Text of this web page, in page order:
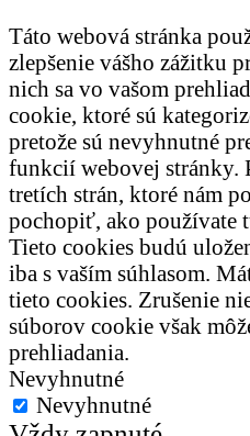
Táto webová stránka
zlepšenie vášho zážitku
nich sa vo vašom
cookie, ktoré sú
pretože sú nevyhnutné
funkcií webovej stránky.
tretích strán, ktoré nám
pochopiť, ako používate
Tieto cookies budú
iba s vaším súhlasom.
tieto cookies. Zrušenie
súborov cookie však
prehliadania.
Nevyhnutné
Nevyhnutné